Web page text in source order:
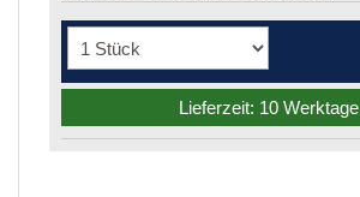
Lieferzeit: 10 Werktage